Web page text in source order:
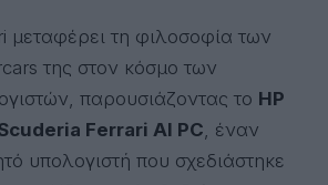
της στον κόσμο των
παρουσιάζοντας το HP
Ferrari AI PC, έναν
υπολογιστή που σχεδιάστηκε